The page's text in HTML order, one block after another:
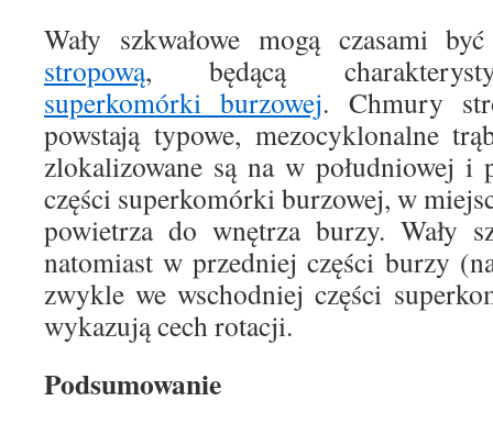
Wały szkwałowe mogą czasami
stropową, będącą
superkomórki burzowej. Chmury
powstają typowe, mezocyklonalne
zlokalizowane są na w południowej i
części superkomórki burzowej, w
powietrza do wnętrza burzy. Wały
natomiast w przedniej części burzy
zwykle we wschodniej części
wykazują cech rotacji.
Podsumowanie